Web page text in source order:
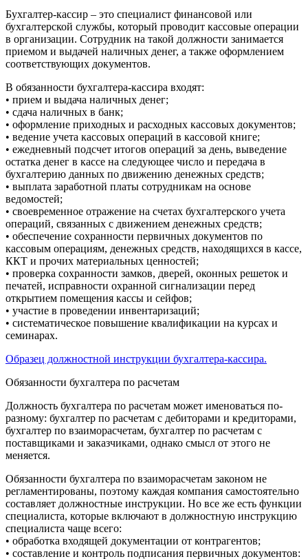
Бухгалтер-кассир – это специалист финансовой или
бухгалтерской службы, который проводит кассовые операции
в организации. Сотрудник на такой должности занимается
приемом и выдачей наличных денег, а также оформлением
соответствующих документов.
В обязанности бухгалтера-кассира входят:
• прием и выдача наличных денег;
• сдача наличных в банк;
• оформление приходных и расходных кассовых документов;
• ведение учета кассовых операций в кассовой книге;
• ежедневный подсчет итогов операций за день, выведение
остатка денег в кассе на следующее число и передача в
бухгалтерию данных по движению денежных средств;
• выплата заработной платы сотрудникам на основе
ведомостей;
• своевременное отражение на счетах бухгалтерского учета
операций, связанных с движением денежных средств;
• обеспечение сохранности первичных документов по
кассовым операциям, денежных средств, находящихся в кассе,
ККТ и прочих материальных ценностей;
• проверка сохранности замков, дверей, оконных решеток и
печатей, исправности охранной сигнализации перед
открытием помещения кассы и сейфов;
• участие в проведении инвентаризаций;
• систематическое повышение квалификации на курсах и
семинарах.
Образец должностной инструкции бухгалтера-кассира.
Обязанности бухгалтера по расчетам
Должность бухгалтера по расчетам может именоваться по-
разному: бухгалтер по расчетам с дебиторами и кредиторами,
бухгалтер по взаиморасчетам, бухгалтер по расчетам с
поставщиками и заказчиками, однако смысл от этого не
меняется.
Обязанности бухгалтера по взаиморасчетам законом не
регламентированы, поэтому каждая компания самостоятельно
составляет должностные инструкции. Но все же есть функции
специалиста, которые включают в должностную инструкцию
специалиста чаще всего:
• обработка входящей документации от контрагентов;
• составление и контроль подписания первичных документов: